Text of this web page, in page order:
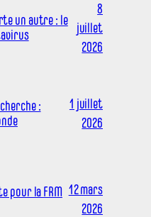
un autre : le
8
juillet
2026
:
1 juillet
2026
pour la FRM 12 mars
2026